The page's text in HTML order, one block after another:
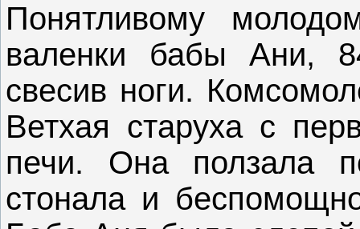
Понятливому
валенки бабы Ани,
свесив ноги.
Ветхая старуха с
печи. Она ползала
стонала и